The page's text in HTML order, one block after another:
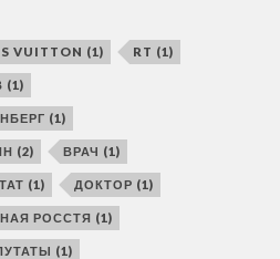
VUITTON (1) RT (1)
(1)
(1)
(2) ВРАЧ (1)
(1) ДОКТОР (1)
РОССТЯ (1)
(1)